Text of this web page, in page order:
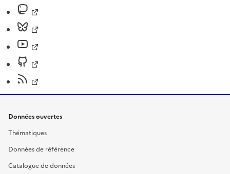
Données ouvertes
Thématiques
Données de référence
Catalogue de données